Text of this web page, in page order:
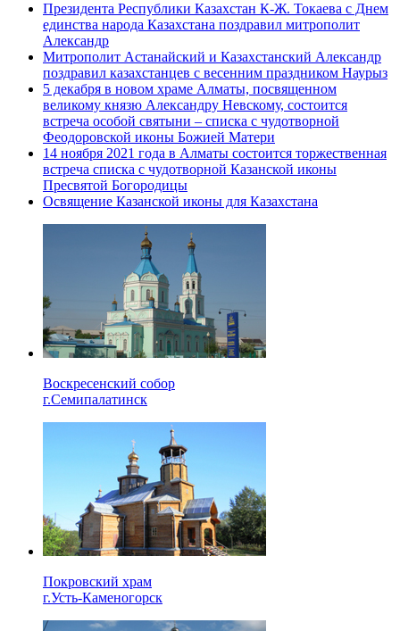
Президента Республики Казахстан К-Ж. Токаева с Днем
единства народа Казахстана поздравил митрополит
Александр
Митрополит Астанайский и Казахстанский Александр
поздравил казахстанцев с весенним праздником Наурыз
5 декабря в новом храме Алматы, посвященном
великому князю Александру Невскому, состоится
встреча особой святыни – списка с чудотворной
Феодоровской иконы Божией Матери
14 ноября 2021 года в Алматы состоится торжественная
встреча списка с чудотворной Казанской иконы
Пресвятой Богородицы
Освящение Казанской иконы для Казахстана
Воскресенский собор
г.Семипалатинск
Покровский храм
г.Усть-Каменогорск